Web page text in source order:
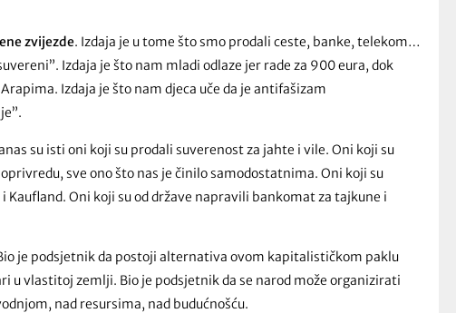
zvijezde. Izdaja je u tome što smo prodali ceste, banke, telekom…
Izdaja je što nam mladi odlaze jer rade za 900 eura, dok
Izdaja je što nam djeca uče da je antifašizam
su isti oni koji su prodali suverenost za jahte i vile. Oni koji su
sve ono što nas je činilo samodostatnima. Oni koji su
Oni koji su od države napravili bankomat za tajkune i
je podsjetnik da postoji alternativa ovom kapitalističkom paklu
u vlastitoj zemlji. Bio je podsjetnik da se narod može organizirati
nad resursima, nad budućnošću.